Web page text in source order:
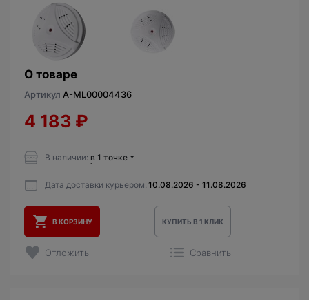
О товаре
Артикул A-ML00004436
4 183 ₽
В наличии: в 1 точке
Дата доставки курьером: 10.08.2026 - 11.08.2026
В КОРЗИНУ КУПИТЬ В 1 КЛИК
Отложить Сравнить